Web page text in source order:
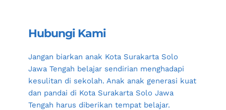
Hubungi Kami
Jangan biarkan anak Kota Surakarta Solo
Jawa Tengah belajar sendirian menghadapi
kesulitan di sekolah. Anak anak generasi kuat
dan pandai di Kota Surakarta Solo Jawa
Tengah harus diberikan tempat belajar.